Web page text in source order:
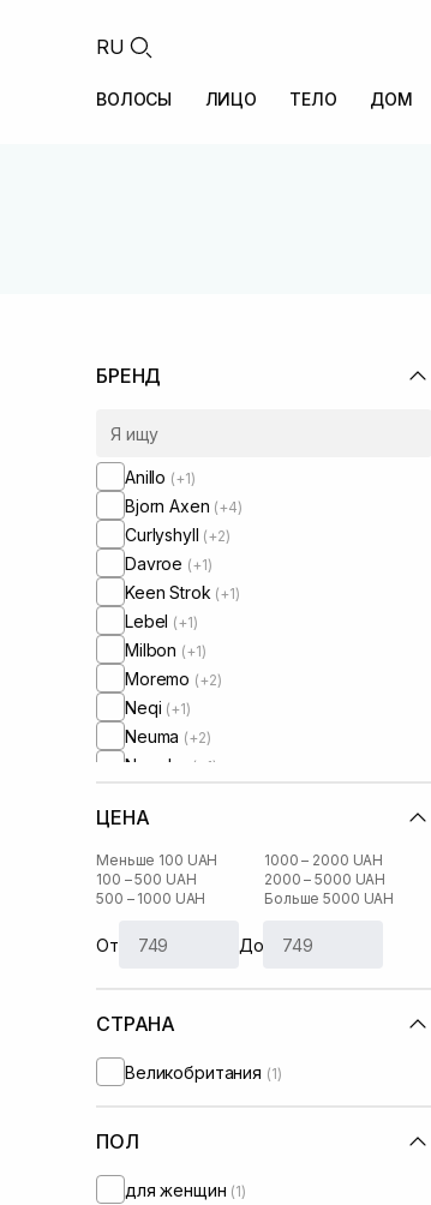
RU
ВОЛОСЫ ЛИЦО ТЕЛО ДОМ
БРЕНД
Anillo (+1)
Bjorn Axen (+4)
Curlyshyll (+2)
Davroe (+1)
Keen Strok (+1)
Lebel (+1)
Milbon (+1)
Moremo (+2)
Neqi (+1)
Neuma (+2)
Newsha (+1)
Rated Green
Tsubaki(+1)
Unove(+2)
ЦЕНА
Меньше 100 UAH
100 – 500 UAH
500 – 1000 UAH
1000 – 2000 UAH
2000 – 5000 UAH
Больше 5000 UAH
От До
СТРАНА
Великобритания (1)
ПОЛ
для женщин (1)